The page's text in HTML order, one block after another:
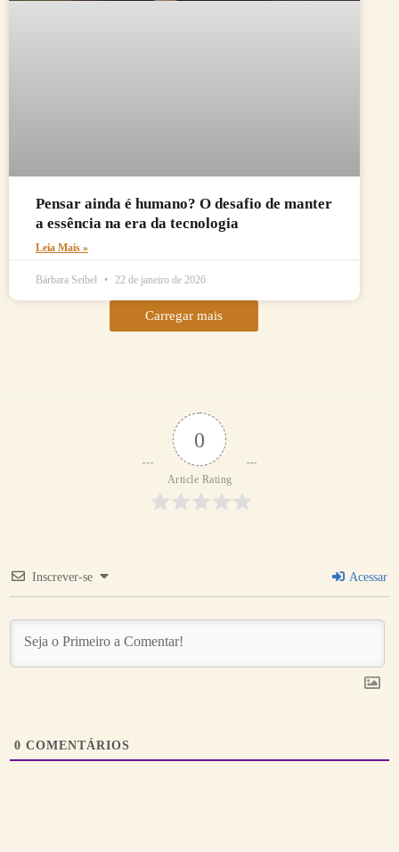
Pensar ainda é humano? O desafio de manter
a essência na era da tecnologia
Leia Mais »
Bárbara Seibel 22 de janeiro de 2026
Carregar mais
0
Article Rating
Inscrever-se Acessar
0 COMENTÁRIOS